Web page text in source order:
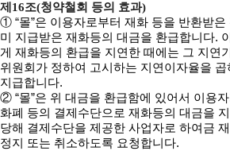
제16조(청약철회 등의 효과)
① “몰”은 이용자로부터 재화 등을 반환받은
미 지급받은 재화등의 대금을 환급합니다.
게 재화등의 환급을 지연한 때에는 그 지연
위원회가 정하여 고시하는 지연이자율을
지급합니다.
② “몰”은 위 대금을 환급함에 있어서 이용
화폐 등의 결제수단으로 재화등의 대금을
당해 결제수단을 제공한 사업자로 하여금
정지 또는 취소하도록 요청합니다.